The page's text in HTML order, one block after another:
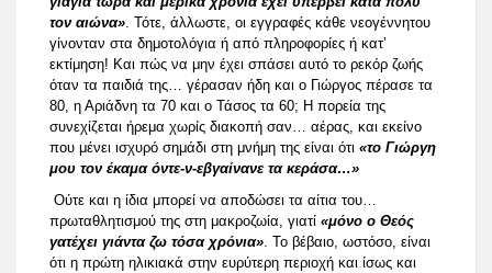
τον αιώνα» . Τότε, άλλωστε, οι εγγραφές κάθε νεογέννητου
γίνονταν στα δημοτολόγια ή από πληροφορίες ή κατ’
εκτίμηση! Και πώς να μην έχει σπάσει αυτό το ρεκόρ ζωής
όταν τα παιδιά της… γέρασαν ήδη και ο Γιώργος πέρασε τα
80, η Αριάδνη τα 70 και ο Τάσος τα 60; Η πορεία της
συνεχίζεται ήρεμα χωρίς διακοπή σαν… αέρας, και εκείνο
που μένει ισχυρό σημάδι στη μνήμη της είναι ότι «το Γιώργη
μου τον έκαμα όντε-ν-εβγαίνανε τα κεράσα…»
Ούτε και η ίδια μπορεί να αποδώσει τα αίτια του…
πρωταθλητισμού της στη μακροζωία, γιατί «μόνο ο Θεός
γατέχει γιάντα ζω τόσα χρόνια» . Το βέβαιο, ωστόσο, είναι
ότι η πρώτη ηλικιακά στην ευρύτερη περιοχή και ίσως και